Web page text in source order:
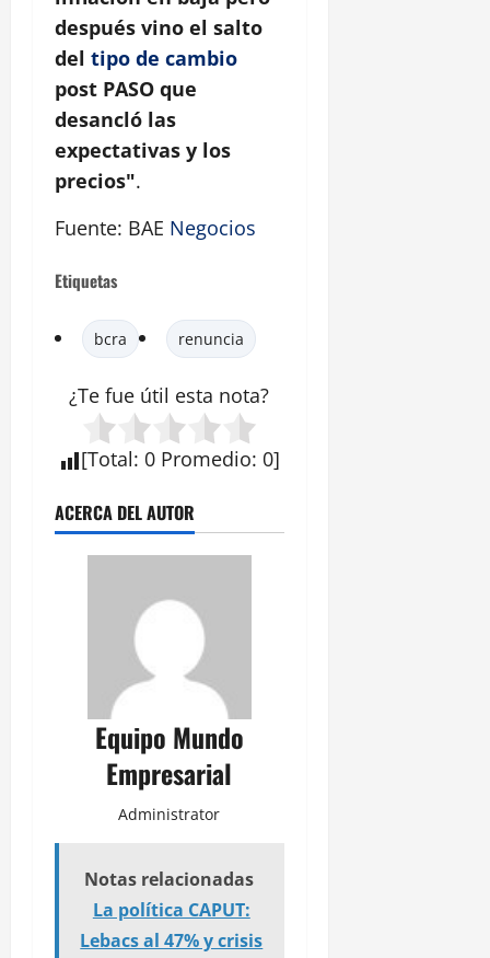
después vino el salto
del tipo de cambio
post PASO que
desancló las
expectativas y los
precios".
Fuente: BAE Negocios
Etiquetas
bcra renuncia
¿Te fue útil esta nota?
[Total: 0 Promedio: 0]
ACERCA DEL AUTOR
Equipo Mundo
Empresarial
Administrator
Notas relacionadas
La política CAPUT:
Lebacs al 47% y crisis